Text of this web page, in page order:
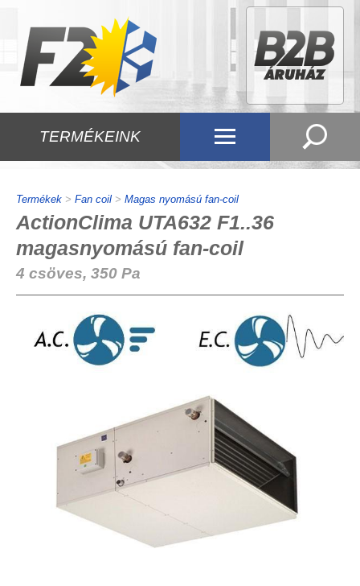
TERMÉKEINK
Termékek > Fan coil > Magas nyomású fan-coil
ActionClima UTA632 F1..36
magasnyomású fan-coil
4 csöves, 350 Pa